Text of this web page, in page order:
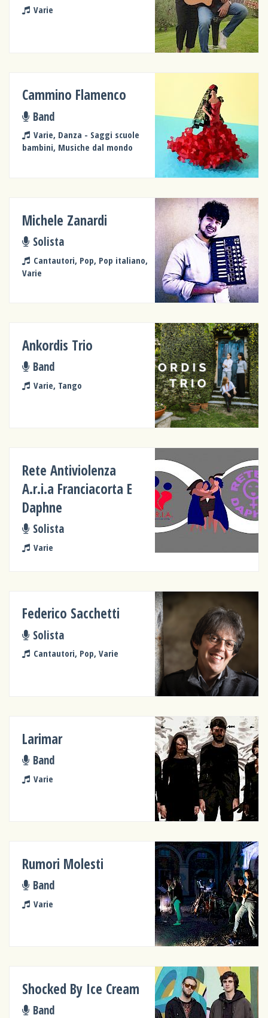
Varie
Cammino Flamenco
Band
Varie, Danza - Saggi scuole
bambini, Musiche dal mondo
Michele Zanardi
Solista
Cantautori, Pop, Pop italiano,
Varie
Ankordis Trio
Band
Varie, Tango
Rete Antiviolenza
A.r.i.a Franciacorta E
Daphne
Solista
Varie
Federico Sacchetti
Solista
Cantautori, Pop, Varie
Larimar
Band
Varie
Rumori Molesti
Band
Varie
Shocked By Ice Cream
Band